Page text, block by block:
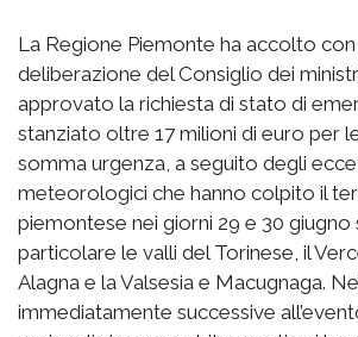
La Regione Piemonte ha accolto
deliberazione del Consiglio dei
approvato la richiesta di stato di
stanziato oltre 17 milioni di euro per
somma urgenza, a seguito degli
meteorologici che hanno colpito il
piemontese nei giorni 29 e 30 giugno
particolare le valli del Torinese, il
Alagna e la Valsesia e Macugnaga.
immediatamente successive